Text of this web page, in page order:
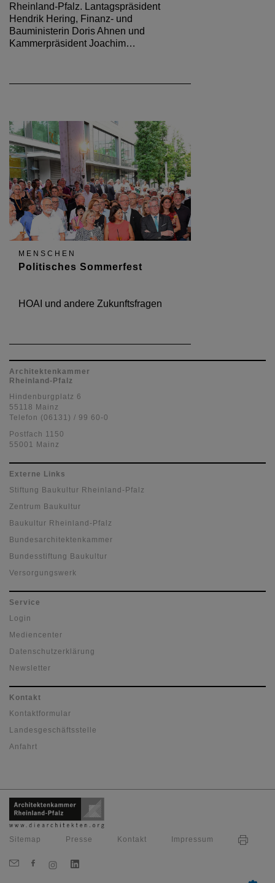
Rheinland-Pfalz. Lantagspräsident
Hendrik Hering, Finanz- und
Bauministerin Doris Ahnen und
Kammerpräsident Joachim…
MENSCHEN
Politisches Sommerfest
HOAI und andere Zukunftsfragen
Architektenkammer
Rheinland-Pfalz
Hindenburgplatz 6
55118 Mainz
Telefon (06131) / 99 60-0
Postfach 1150
55001 Mainz
Externe Links
Stiftung Baukultur Rheinland-Pfalz
Zentrum Baukultur
Baukultur Rheinland-Pfalz
Bundesarchitektenkammer
Bundesstiftung Baukultur
Versorgungswerk
Service
Login
Mediencenter
Datenschutzerklärung
Newsletter
Kontakt
Kontaktformular
Landesgeschäftsstelle
Anfahrt
Sitemap Presse Kontakt Impressum